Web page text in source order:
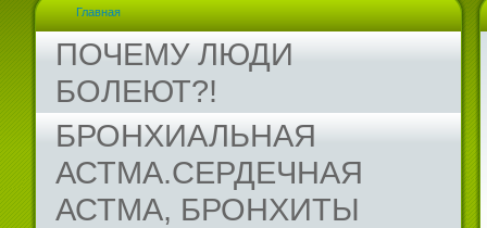
Главная
ПОЧЕМУ ЛЮДИ
БОЛЕЮТ?!
БРОНХИАЛЬНАЯ
АСТМА.СЕРДЕЧНАЯ
АСТМА, БРОНХИТЫ